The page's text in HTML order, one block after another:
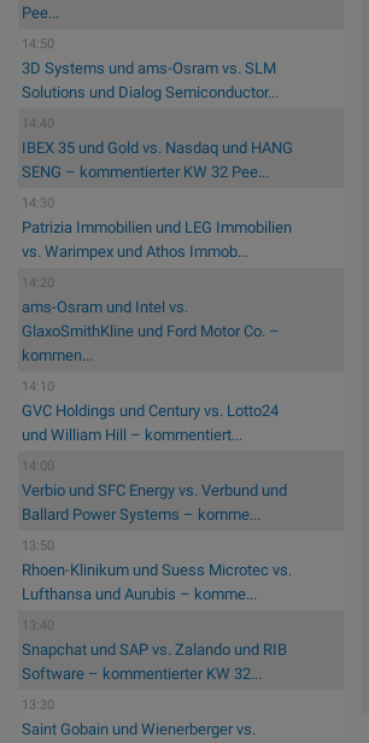
Pee...
14:50
3D Systems und ams-Osram vs. SLM
Solutions und Dialog Semiconductor...
14:40
IBEX 35 und Gold vs. Nasdaq und HANG
SENG – kommentierter KW 32 Pee...
14:30
Patrizia Immobilien und LEG Immobilien
vs. Warimpex und Athos Immob...
14:20
ams-Osram und Intel vs.
GlaxoSmithKline und Ford Motor Co. –
kommen...
14:10
GVC Holdings und Century vs. Lotto24
und William Hill – kommentiert...
14:00
Verbio und SFC Energy vs. Verbund und
Ballard Power Systems – komme...
13:50
Rhoen-Klinikum und Suess Microtec vs.
Lufthansa und Aurubis – komme...
13:40
Snapchat und SAP vs. Zalando und RIB
Software – kommentierter KW 32...
13:30
Saint Gobain und Wienerberger vs.